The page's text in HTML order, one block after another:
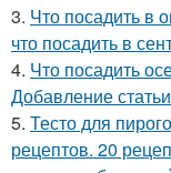
3. Что посадить в
что посадить в
4. Что посадить
Добавление
5. Тесто для
рецептов. 20